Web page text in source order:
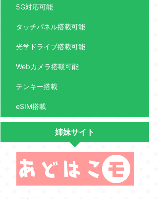
5G対応可能
タッチパネル搭載可能
光学ドライブ搭載可能
Webカメラ搭載可能
テンキー搭載
eSIM搭載
姉妹サイト